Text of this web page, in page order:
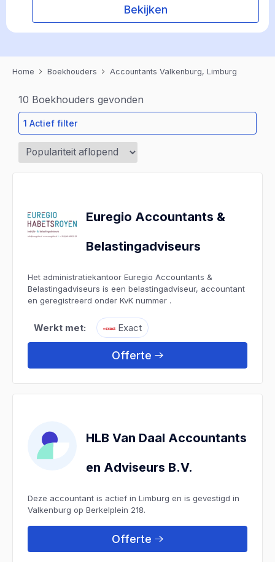
Bekijken
Home Boekhouders Accountants Valkenburg, Limburg
10 Boekhouders gevonden
1 Actief filter
Euregio Accountants &
Belastingadviseurs
Het administratiekantoor Euregio Accountants &
Belastingadviseurs is een belastingadviseur, accountant
en geregistreerd onder KvK nummer .
Werkt met: Exact
Offerte
HLB Van Daal Accountants
en Adviseurs B.V.
Deze accountant is actief in Limburg en is gevestigd in
Valkenburg op Berkelplein 218.
Offerte